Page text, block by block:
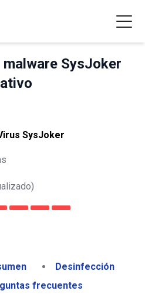
SysJoker
SysJoker
Desinfección
frecuentes